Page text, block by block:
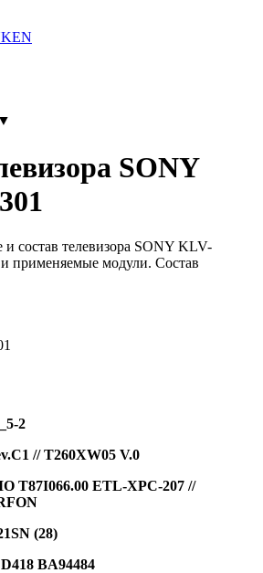
SONY
и состав телевизора SONY KLV-
применяемые модули. Состав
2
// T260XW05 V.0
T87I066.00 ETL-XPC-207 //
(28)
BA94484